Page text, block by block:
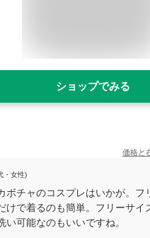
ショップでみる
価格と
・女性)
ボチャのコスプレはいかが。フ
けで着るのも簡単。フリーサイ
い可能なのもいいですね。